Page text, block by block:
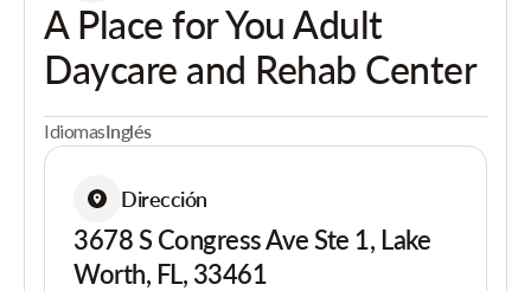
A Place for You Adult
Daycare and Rehab Center
IdiomasInglés
Dirección
3678 S Congress Ave Ste 1, Lake
Worth, FL, 33461